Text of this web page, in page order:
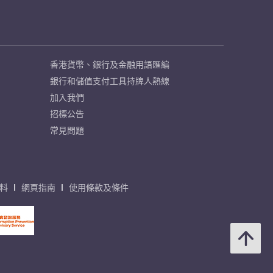
香港貨幣、銀行及金融用語匯編
銀行和儲值支付工具持牌人熱線
加入我們
招標公告
常見問題
網頁指南 使用條款及條件